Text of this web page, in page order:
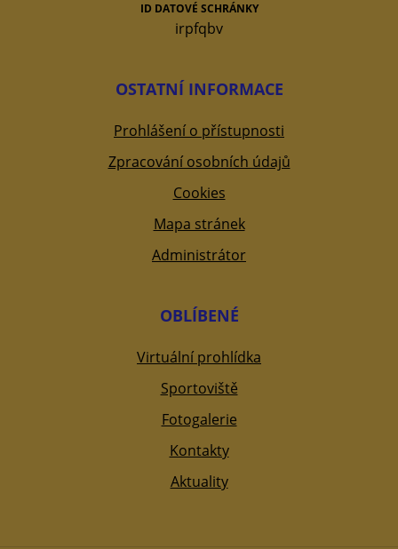
ID DATOVÉ SCHRÁNKY
irpfqbv
OSTATNÍ INFORMACE
Prohlášení o přístupnosti
Zpracování osobních údajů
Cookies
Mapa stránek
Administrátor
OBLÍBENÉ
Virtuální prohlídka
Sportoviště
Fotogalerie
Kontakty
Aktuality